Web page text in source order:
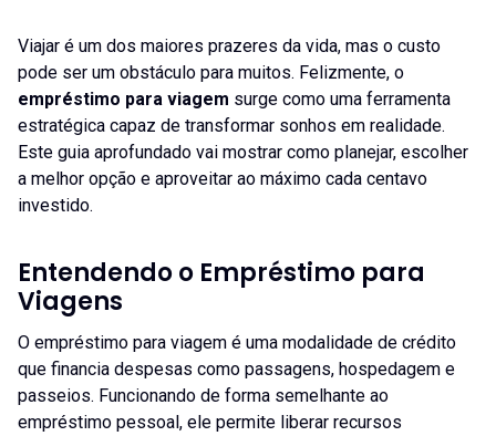
Viajar é um dos maiores prazeres da vida, mas o custo
pode ser um obstáculo para muitos. Felizmente, o
empréstimo para viagem surge como uma ferramenta
estratégica capaz de transformar sonhos em realidade.
Este guia aprofundado vai mostrar como planejar, escolher
a melhor opção e aproveitar ao máximo cada centavo
investido.
Entendendo o Empréstimo para
Viagens
O empréstimo para viagem é uma modalidade de crédito
que financia despesas como passagens, hospedagem e
passeios. Funcionando de forma semelhante ao
empréstimo pessoal, ele permite liberar recursos